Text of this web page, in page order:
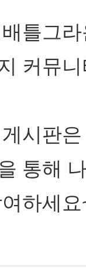
틀그
커뮤
시판
통해
하세요